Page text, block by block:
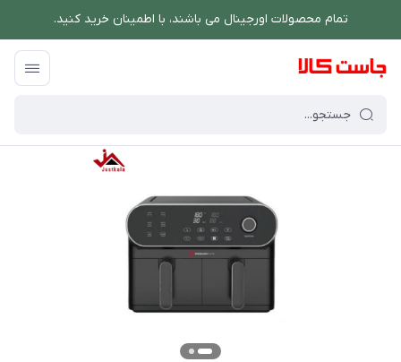
تمام محصولات اورجینال می باشند، با اطمینان خرید کنید.
فروشگاه اینترنتی جاست کالا